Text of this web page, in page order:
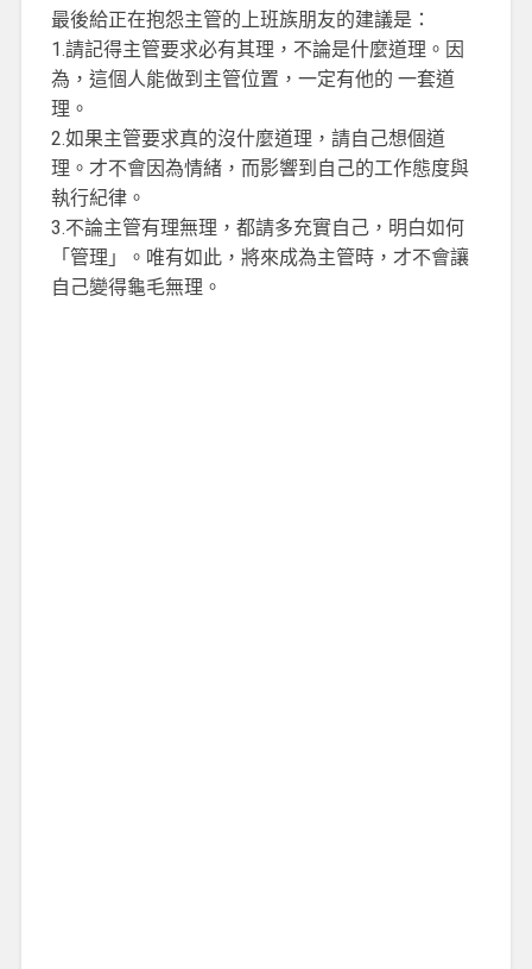
最後給正在抱怨主管的上班族朋友的建議是：
1.請記得主管要求必有其理，不論是什麼道理。因
為，這個人能做到主管位置，一定有他的 一套道
理。
2.如果主管要求真的沒什麼道理，請自己想個道
理。才不會因為情緒，而影響到自己的工作態度與
執行紀律。
3.不論主管有理無理，都請多充實自己，明白如何
「管理」。唯有如此，將來成為主管時，才不會讓
自己變得龜毛無理。